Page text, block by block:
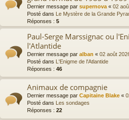
Dernier message par supernova « 02
Posté dans Le Mystère de la Grande
Réponses : 5
Paul-Serge Marssignac ou
l'Atlantide
Dernier message par alban « 02 août
Posté dans L'Enigme de l'Atlantide
Réponses : 46
Animaux de compagnie
Dernier message par Capitaine Blake «
Posté dans
Les sondages
Réponses : 22